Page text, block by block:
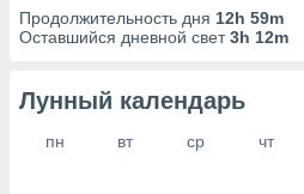
Продолжительность дня 12h 59m
Оставшийся дневной свет3h 12m
Лунный календарь
пн вт ср чт